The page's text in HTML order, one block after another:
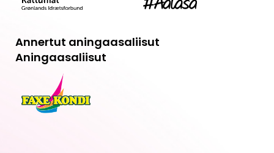
Annertut aningaasaliisut
Aningaasaliisut